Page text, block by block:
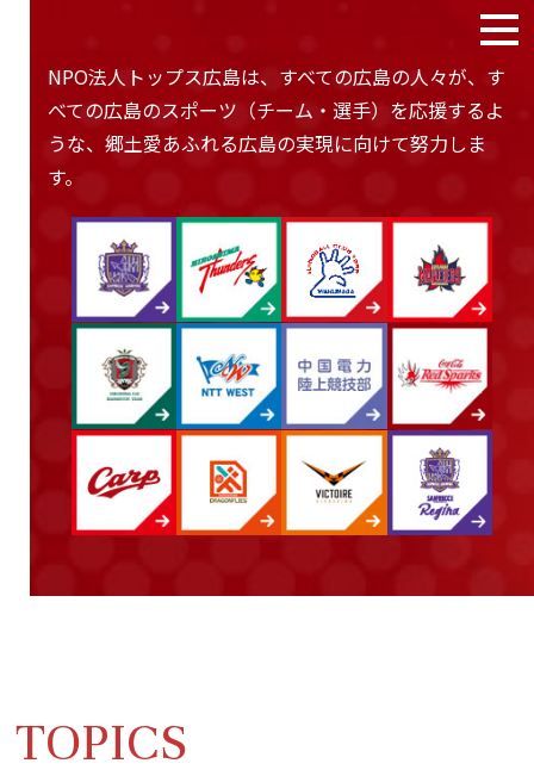
NPO法人トップス広島は、すべての広島の人々が、す
べての広島のスポーツ（チーム・選手）を応援するよ
うな、 郷土愛あふれる広島の実現に向けて努力しま
す。
TOPICS